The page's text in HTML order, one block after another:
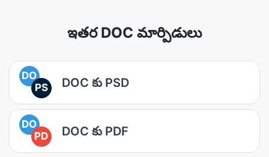
ఇతర DOC మార్పిడులు
DO
PS
DOC కు PSD
DO
PD
DOC కు PDF